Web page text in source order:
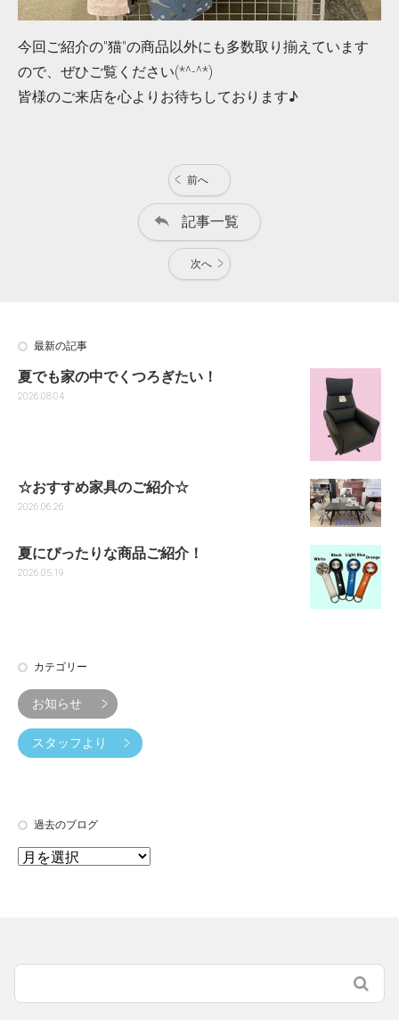
今回ご紹介の"猫"の商品以外にも多数取り揃えています
ので、ぜひご覧ください(*^-^*)
皆様のご来店を心よりお待ちしております♪
前へ
記事一覧
次へ
最新の記事
夏でも家の中でくつろぎたい！
2026.08.04
☆おすすめ家具のご紹介☆
2026.06.26
夏にぴったりな商品ご紹介！
2026.05.19
カテゴリー
お知らせ
スタッフより
過去のブログ